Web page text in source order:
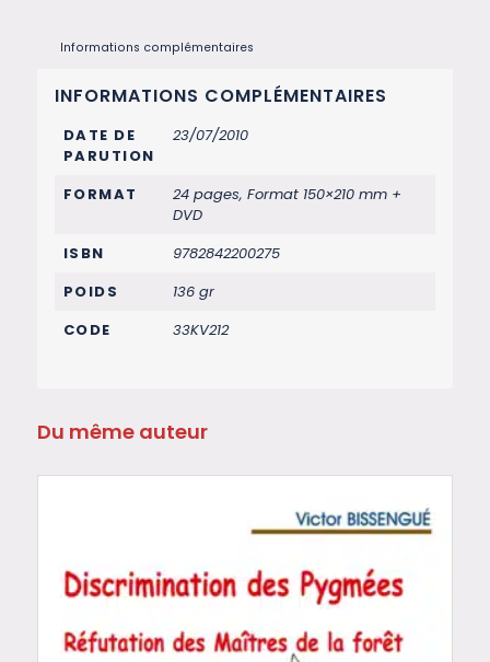
Informations complémentaires
INFORMATIONS COMPLÉMENTAIRES
DATE DE
PARUTION
23/07/2010
FORMAT
24 pages, Format 150×210 mm +
DVD
ISBN
9782842200275
POIDS
136 gr
CODE
33KV212
Du même auteur